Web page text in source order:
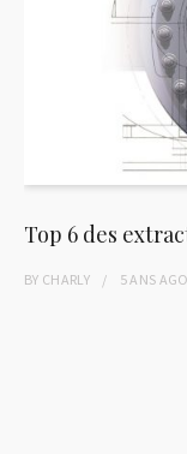
Top 6 des
BY CHARLY 5 ANS AGO